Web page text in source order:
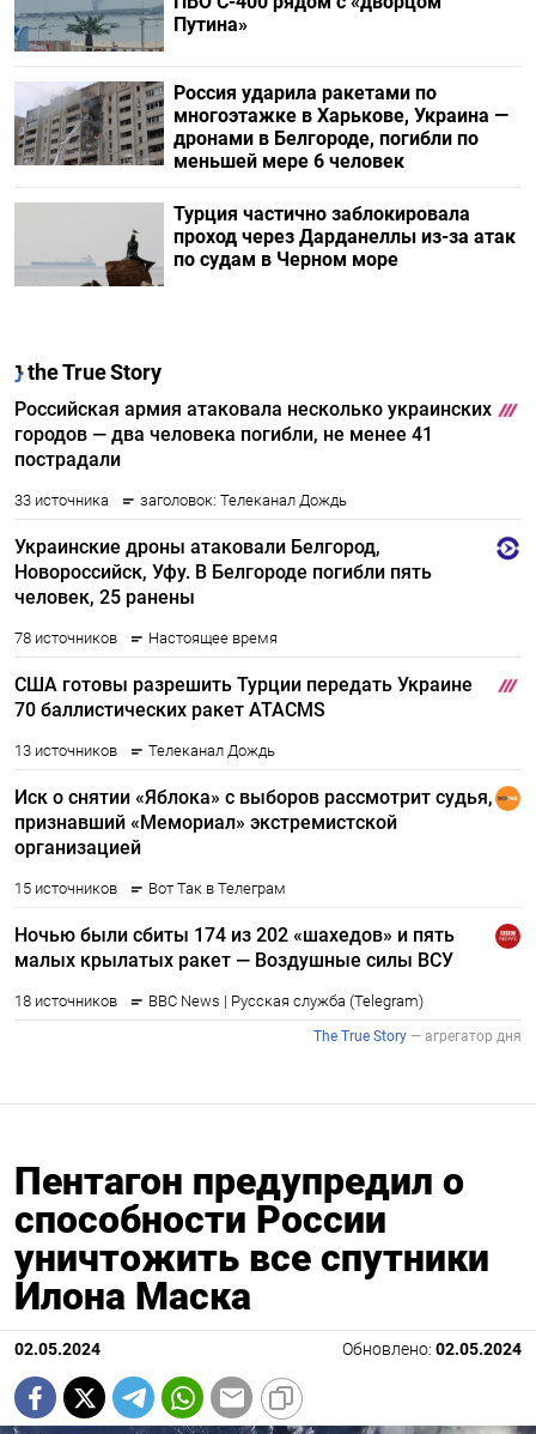
Путина»
Россия ударила ракетами по
многоэтажке в Харькове, Украина —
дронами в Белгороде, погибли по
меньшей мере 6 человек
Турция частично заблокировала
проход через Дарданеллы из-за атак
по судам в Черном море
Пентагон предупредил о
способности России
уничтожить все спутники
Илона Маска
02.05.2024 Обновлено: 02.05.2024